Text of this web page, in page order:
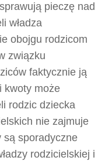
pieczę nad
władza
obojgu rodzicom
związku
faktycznie ją
kwoty może
rodzic dziecka
nie zajmuje
są sporadyczne
rodzicielskiej i